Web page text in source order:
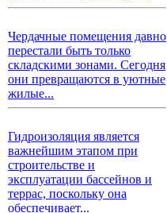
Чердачные помещения давно
перестали быть только
складскими зонами. Сегодня
они превращаются в уютные
жилые...
Гидроизоляция является
важнейшим этапом при
строительстве и
эксплуатации бассейнов и
террас, поскольку она
обеспечивает...